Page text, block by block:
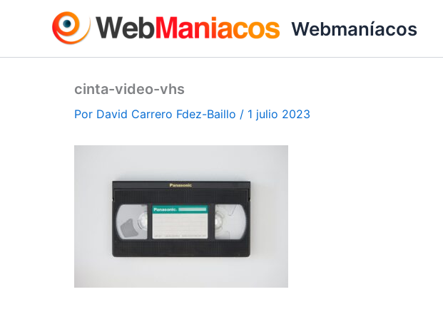
Webmaníacos
cinta-video-vhs
Por David Carrero Fdez-Baillo / 1 julio 2023